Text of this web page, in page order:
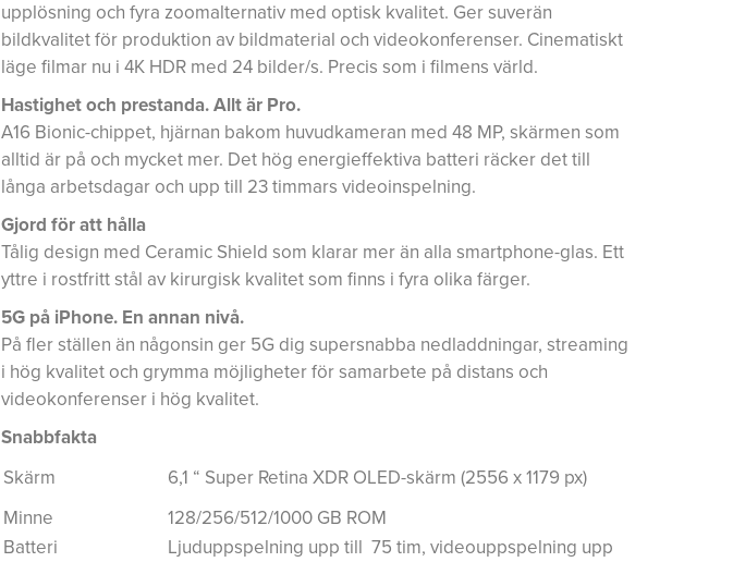
upplösning och fyra zoomalternativ med optisk kvalitet. Ger suverän
bildkvalitet för produktion av bildmaterial och videokonferenser. Cinematiskt
läge filmar nu i 4K HDR med 24 bilder/s. Precis som i filmens värld.
Hastighet och prestanda. Allt är Pro.
A16 Bionic-chippet, hjärnan bakom huvudkameran med 48 MP, skärmen som
alltid är på och mycket mer. Det hög energieffektiva batteri räcker det till
långa arbetsdagar och upp till 23 timmars videoinspelning.
Gjord för att hålla
Tålig design med Ceramic Shield som klarar mer än alla smartphone-glas. Ett
yttre i rostfritt stål av kirurgisk kvalitet som finns i fyra olika färger.
5G på iPhone. En annan nivå.
På fler ställen än någonsin ger 5G dig supersnabba nedladdningar, streaming
i hög kvalitet och grymma möjligheter för samarbete på distans och
videokonferenser i hög kvalitet.
Snabbfakta
Skärm
6,1 “ Super Retina XDR OLED-skärm (2556 x 1179 px)
Minne
128/256/512/1000 GB ROM
Batteri
Ljuduppspelning upp till 75 tim, videouppspelning upp